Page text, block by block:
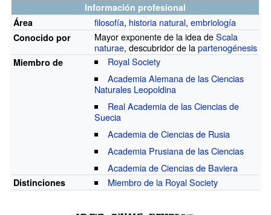
Información profesional
Área
filosofía, historia natural,embriología
Conocido por Mayor exponente de la idea deScala
naturae, descubridor de lapartenogénesis
Miembro de
Royal Society
Academia Alemana de las Ciencias
Naturales Leopoldina
Real Academia de las Ciencias de
Suecia
Academia de Ciencias de Rusia
Academia Prusiana de las Ciencias
Academia de Ciencias de Baviera
Distinciones Miembro de la Royal Society